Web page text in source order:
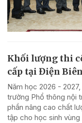
Khối lượng thi
cấp tại Điện
Năm học 2026 -
trường Phổ thông nội
phần nâng cao chất
tập cho học sinh vùng